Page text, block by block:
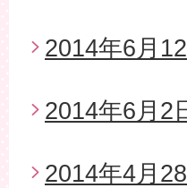
2014年6月
2014年6月2
2014年4月